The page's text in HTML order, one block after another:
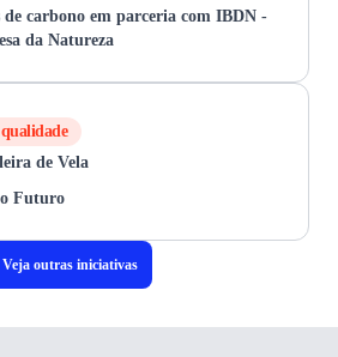
de carbono em parceria com IBDN -
da Natureza
de Vela
Futuro
Veja outras iniciativas